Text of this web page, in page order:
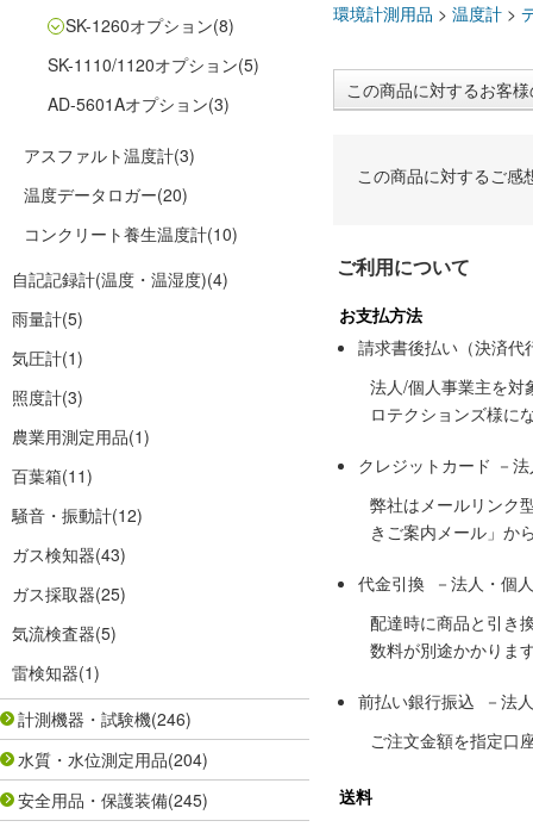
SK-1260オプション(8)
SK-1110/1120オプション(5)
AD-5601Aオプション(3)
アスファルト温度計(3)
温度データロガー(20)
コンクリート養生温度計(10)
自記記録計(温度・温湿度)(4)
雨量計(5)
気圧計(1)
照度計(3)
農業用測定用品(1)
百葉箱(11)
騒音・振動計(12)
ガス検知器(43)
ガス採取器(25)
気流検査器(5)
雷検知器(1)
計測機器・試験機(246)
水質・水位測定用品(204)
安全用品・保護装備(245)
環境計測用品 > 温度計 >
この商品に対するお客
この商品に対するご感
ご利用について
お支払方法
請求書後払い（決済代
法人/個人事業主を対
ロテクションズ様に
クレジットカード －
弊社はメールリンク
きご案内メール」か
代金引換 －法人・個
配達時に商品と引き
数料が別途かかりま
前払い銀行振込 －法
ご注文金額を指定口
送料